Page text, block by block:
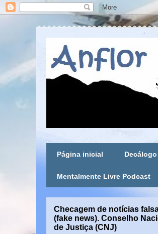
Página inicial Decálogo
Mentalmente Livre Podcast
Checagem de notícias
(fake news). Conselho
de Justiça (CNJ)